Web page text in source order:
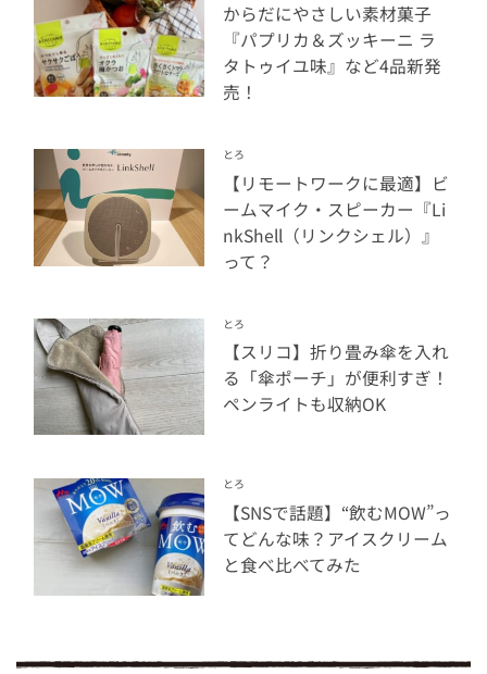
からだにやさしい素材菓子
『パプリカ＆ズッキーニ ラ
タトゥイユ味』など4品新発
売！
とろ
【リモートワークに最適】ビ
ームマイク・スピーカー『Li
nkShell（リンクシェル）』
って？
とろ
【スリコ】折り畳み傘を入れ
る「傘ポーチ」が便利すぎ！
ペンライトも収納OK
とろ
【SNSで話題】“飲むMOW”っ
てどんな味？アイスクリーム
と食べ比べてみた